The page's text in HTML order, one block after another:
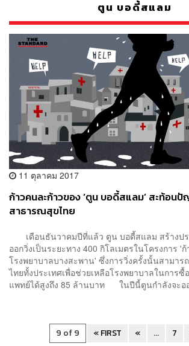
ตูน บอดี้สแลม
11 ตุลาคม 2017
ก้าวคนละก้าวของ ‘ตูน บอดี้สแลม’ สะท้อนปั
สาธารณสุขไทย
เดือนธันวาคมปีที่แล้ว ตูน บอดี้สแลม สร้างปร
ออกวิ่งเป็นระยะทาง 400 กิโลเมตรในโครงการ '
โรงพยาบาลบางสะพาน' ซึ่งการวิ่งครั้งนั้นสามาร
ไทยทั้งประเทศเพื่อช่วยเหลือโรงพยาบาลในการ
แพทย์ได้สูงถึง 85 ล้านบาท ในปีนี้ตูนกำลังจะอ
9 of 9 « FIRST « ... 7